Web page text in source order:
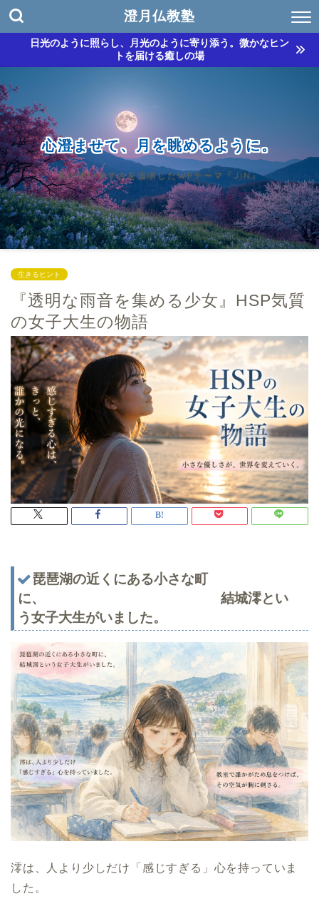
澄月仏教塾
日光のように照らし、月光のように寄り添う。微かなヒン
トを届ける癒しの場
心澄ませて、月を眺めるように。
真の使いやすさを追求したWPテーマ『JIN』
生きるヒント
『透明な雨音を集める少女』HSP気質
の女子大生の物語
琵琶湖の近くにある小さな町
に、 結城澪とい
う女子大生がいました。
澪は、人より少しだけ「感じすぎる」心を持っていま
した。